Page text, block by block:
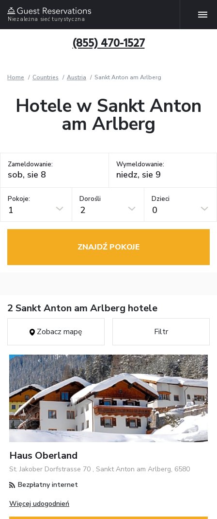
Niezależna sieć turystyczna
(855) 470-1527
Home Countries Austria Sankt Anton am Arlberg
Hotele w Sankt Anton
am Arlberg
Zameldowanie: Wymeldowanie:
Pokoje:
1
Dorośli
2
Dzieci
0
ZNAJDŹ POKOJE
2 Sankt Anton am Arlberg hotele
Zobacz mapę Filtr
Haus Oberland
St. Jakober Dorfstrasse 70 , Sankt Anton am Arlberg, 6580
Bezpłatny internet
Więcej udogodnień